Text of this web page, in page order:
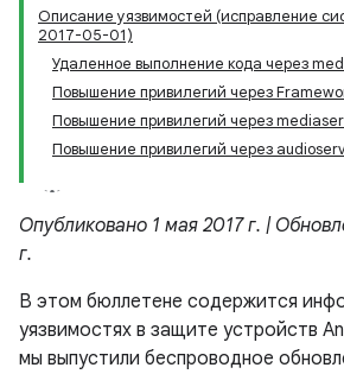
Описание уязвимостей (исправление
2017-05-01)
Удаленное выполнение кода через
Повышение привилегий через
Повышение привилегий через
Повышение привилегий через
Опубликовано 1 мая 2017 г. |
г.
В этом бюллетене содержится
уязвимостях в защите устройств
мы выпустили беспроводное